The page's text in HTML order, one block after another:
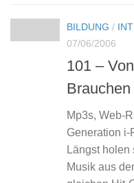
BILDUNG /
07/06/2006
101 –
Mp3s, Web-
Generation i-
Längst
Musik aus